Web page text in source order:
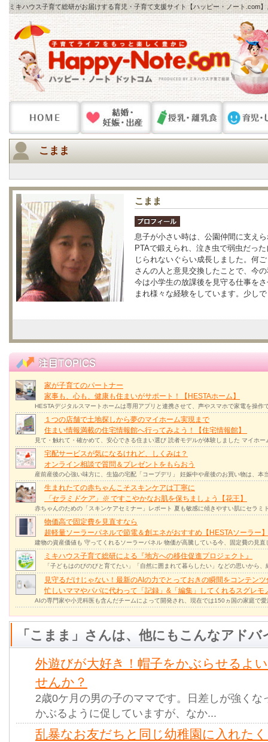
ミキハウス子育て総研がお届けする育児・子育て支援サイト【ハッピー・ノート
こまま
こまま
息子が小さい時は、公園仲間に支え
PTAで鍛えられ、泣き虫で弱虫だっ
じられないぐらい成長しました。何
さんの人と意見交換したことで、今
今は小学生の放課後を見守る仕事を
まれ様々な経験をしています。少し
家が子育てのパートナー
家事も、心も、健康も住まいがサポート！【HESTAホーム】
HESTAデジタルスマートホームは専用アプリと連携させて、声やスマホで家電を操
１つの店舗で土地探しから夢のマイホーム実現まで
住まい情報満載の住宅情報館へ行ってみよう！【住宅情報館】
見て・触れて・確かめて、安心できる住まい選び 読者モデルが体験しました マイホ
宅配サービスが気になるけれど、しくみは？
オンライン相談で質問＆プレゼントをもらおう
産前産後の心強い味方に、生協の宅配「コープデリ」 妊娠中や産後のお買い物は、
生まれたての赤ちゃんこそスキンケアは丁寧に
「セラミドケア」 ※ですこやかなお肌を保ちましょう【花王】
赤ちゃんのための「スキンケアセミナー」レポート 夏も敏感に傾きやすい肌にセラ
物価高で固定費を見直すなら
超軽量ソーラーパネルで節電＆創エネがおすすめ【HESTAソーラー】
建物の資産価値も 守ってくれるソーラーパネル 物価が高騰している今、固定費の見
ミキハウス子育て総研による『地方への移住促進プロジェクト』
「子どもはのびのびと育てたい」「自然に囲まれて暮らしたい」などの思いから
見守るだけじゃない！最新のAIの力でとっておきの瞬間をコンテンツ
忙しいママやパパに代わって「記録」&「編集」してくれるスグレモ
AIの専門家や小児科医も含んだチームによって開発され、現在では150ヵ国の家庭で
「こまま」さんは、他にもこんなアド
外遊びが大好き！帽子をかぶらせるよ
せんか？
2歳0ケ月の男の子のママです。日差しが強くな
かぶるように促していますが、なか...
乱暴なお友だちと同じ幼稚園に入れた